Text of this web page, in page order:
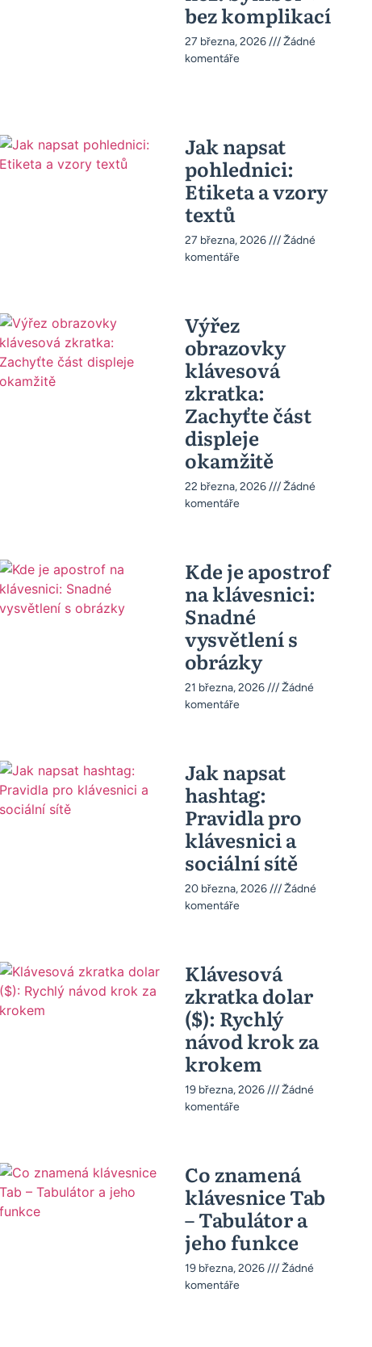
bez komplikací
27 března, 2026
Žádné
komentáře
Jak napsat
pohlednici:
Etiketa a vzory
textů
27 března, 2026
Žádné
komentáře
Výřez
obrazovky
klávesová
zkratka:
Zachyťte část
displeje
okamžitě
22 března, 2026
Žádné
komentáře
Kde je apostrof
na klávesnici:
Snadné
vysvětlení s
obrázky
21 března, 2026
Žádné
komentáře
Jak napsat
hashtag:
Pravidla pro
klávesnici a
sociální sítě
20 března, 2026
Žádné
komentáře
Klávesová
zkratka dolar
($): Rychlý
návod krok za
krokem
19 března, 2026
Žádné
komentáře
Co znamená
klávesnice Tab
– Tabulátor a
jeho funkce
19 března, 2026
Žádné
komentáře